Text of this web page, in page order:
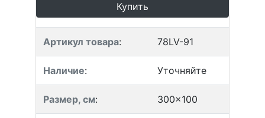
Купить
Артикул товара: 78LV-91
Наличие: Уточняйте
Размер, см: 300x100